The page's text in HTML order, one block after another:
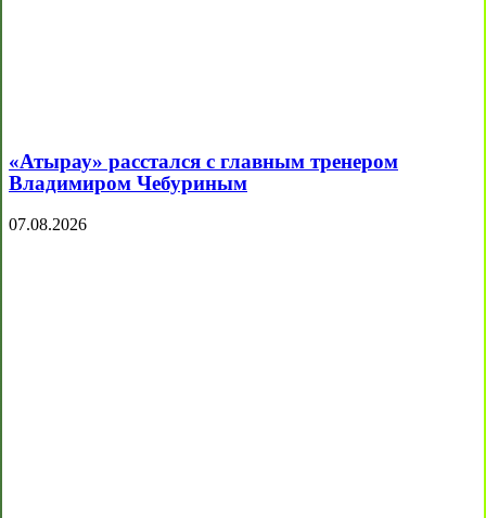
«Атырау» расстался с главным тренером
Владимиром Чебуриным
07.08.2026